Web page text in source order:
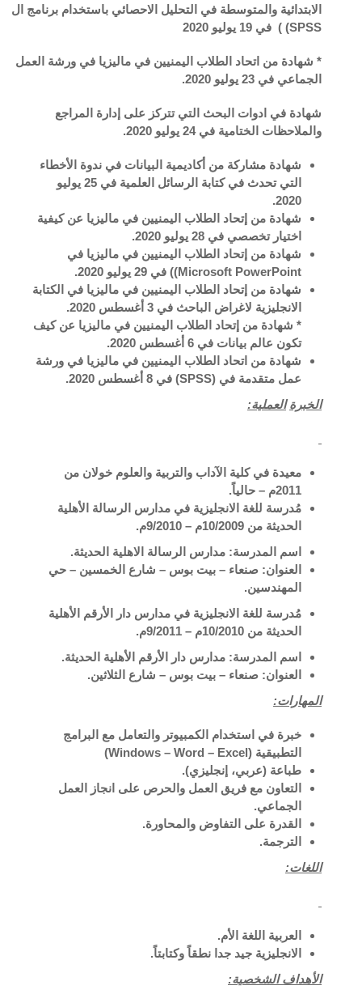
الابتدائية والمتوسطة في التحليل الاحصائي باستخدام برنامج ال
SPSS) ) في 19 يوليو 2020
* شهادة من اتحاد الطلاب اليمنيين في ماليزيا في ورشة العمل
الجماعي في 23 يوليو 2020.
شهادة في ادوات البحث التي تتركز على إدارة المراجع
والملاحظات الختامية في 24 يوليو 2020.
شهادة مشاركة من أكاديمية البيانات في ندوة الأخطاء
التي تحدث في كتابة الرسائل العلمية في 25 يوليو
2020.
شهادة من إتحاد الطلاب اليمنيين في ماليزيا عن كيفية
اختيار تخصصي في 28 يوليو 2020.
شهادة من إتحاد الطلاب اليمنيين في ماليزيا في
Microsoft PowerPoint)) في 29 يوليو 2020.
شهادة من إتحاد الطلاب اليمنيين في ماليزيا في الكتابة
الانجليزية لاغراض الباحث في 3 أغسطس 2020.
* شهادة من إتحاد الطلاب اليمنيين في ماليزيا عن كيف
تكون عالم بيانات في 6 أغسطس 2020.
شهادة من اتحاد الطلاب اليمنيين في ماليزيا في ورشة
عمل متقدمة في (SPSS) في 8 أغسطس 2020.
الخبرة العملية:
معيدة في كلية الآداب والتربية والعلوم خولان من
2011م – حالياً.
مُدرسة للغة الانجليزية في مدارس الرسالة الأهلية
الحديثة من 10/2009م – 9/2010م.
اسم المدرسة: مدارس الرسالة الاهلية الحديثة.
العنوان: صنعاء – بيت بوس – شارع الخمسين – حي
المهندسين.
مُدرسة للغة الانجليزية في مدارس دار الأرقم الأهلية
الحديثة من 10/2010م – 9/2011م.
اسم المدرسة: مدارس دار الأرقم الأهلية الحديثة.
العنوان: صنعاء – بيت بوس – شارع الثلاثين.
المهارات:
خبرة في استخدام الكمبيوتر والتعامل مع البرامج
التطبيقية (Windows – Word – Excel)
طباعة (عربي، إنجليزي).
التعاون مع فريق العمل والحرص على انجاز العمل
الجماعي.
القدرة على التفاوض والمحاورة.
الترجمة.
اللغات:
العربية اللغة الأم.
الانجليزية جيد جدا نطقاً وكتابتاً.
الأهداف الشخصية: